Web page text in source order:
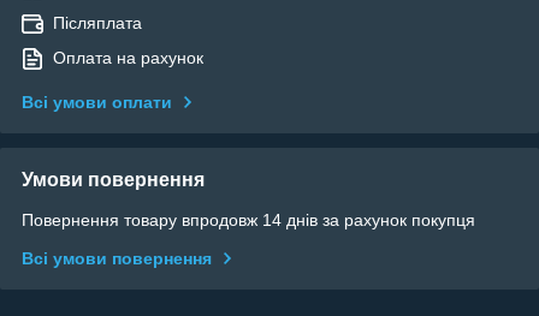
Післяплата
Оплата на рахунок
Всі умови оплати
Умови повернення
Повернення товару впродовж 14 днів за рахунок покупця
Всі умови повернення